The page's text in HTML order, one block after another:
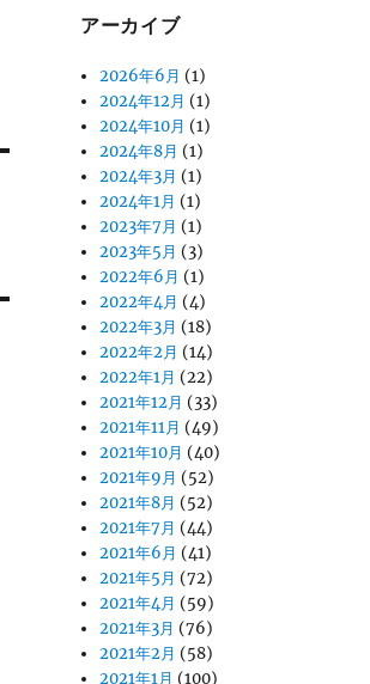
アーカイブ
2026年6月 (1)
2024年12月 (1)
2024年10月 (1)
2024年8月 (1)
2024年3月 (1)
2024年1月 (1)
2023年7月 (1)
2023年5月 (3)
2022年6月 (1)
2022年4月 (4)
2022年3月 (18)
2022年2月 (14)
2022年1月 (22)
2021年12月 (33)
2021年11月 (49)
2021年10月 (40)
2021年9月 (52)
2021年8月 (52)
2021年7月 (44)
2021年6月 (41)
2021年5月 (72)
2021年4月 (59)
2021年3月 (76)
2021年2月 (58)
2021年1月 (100)